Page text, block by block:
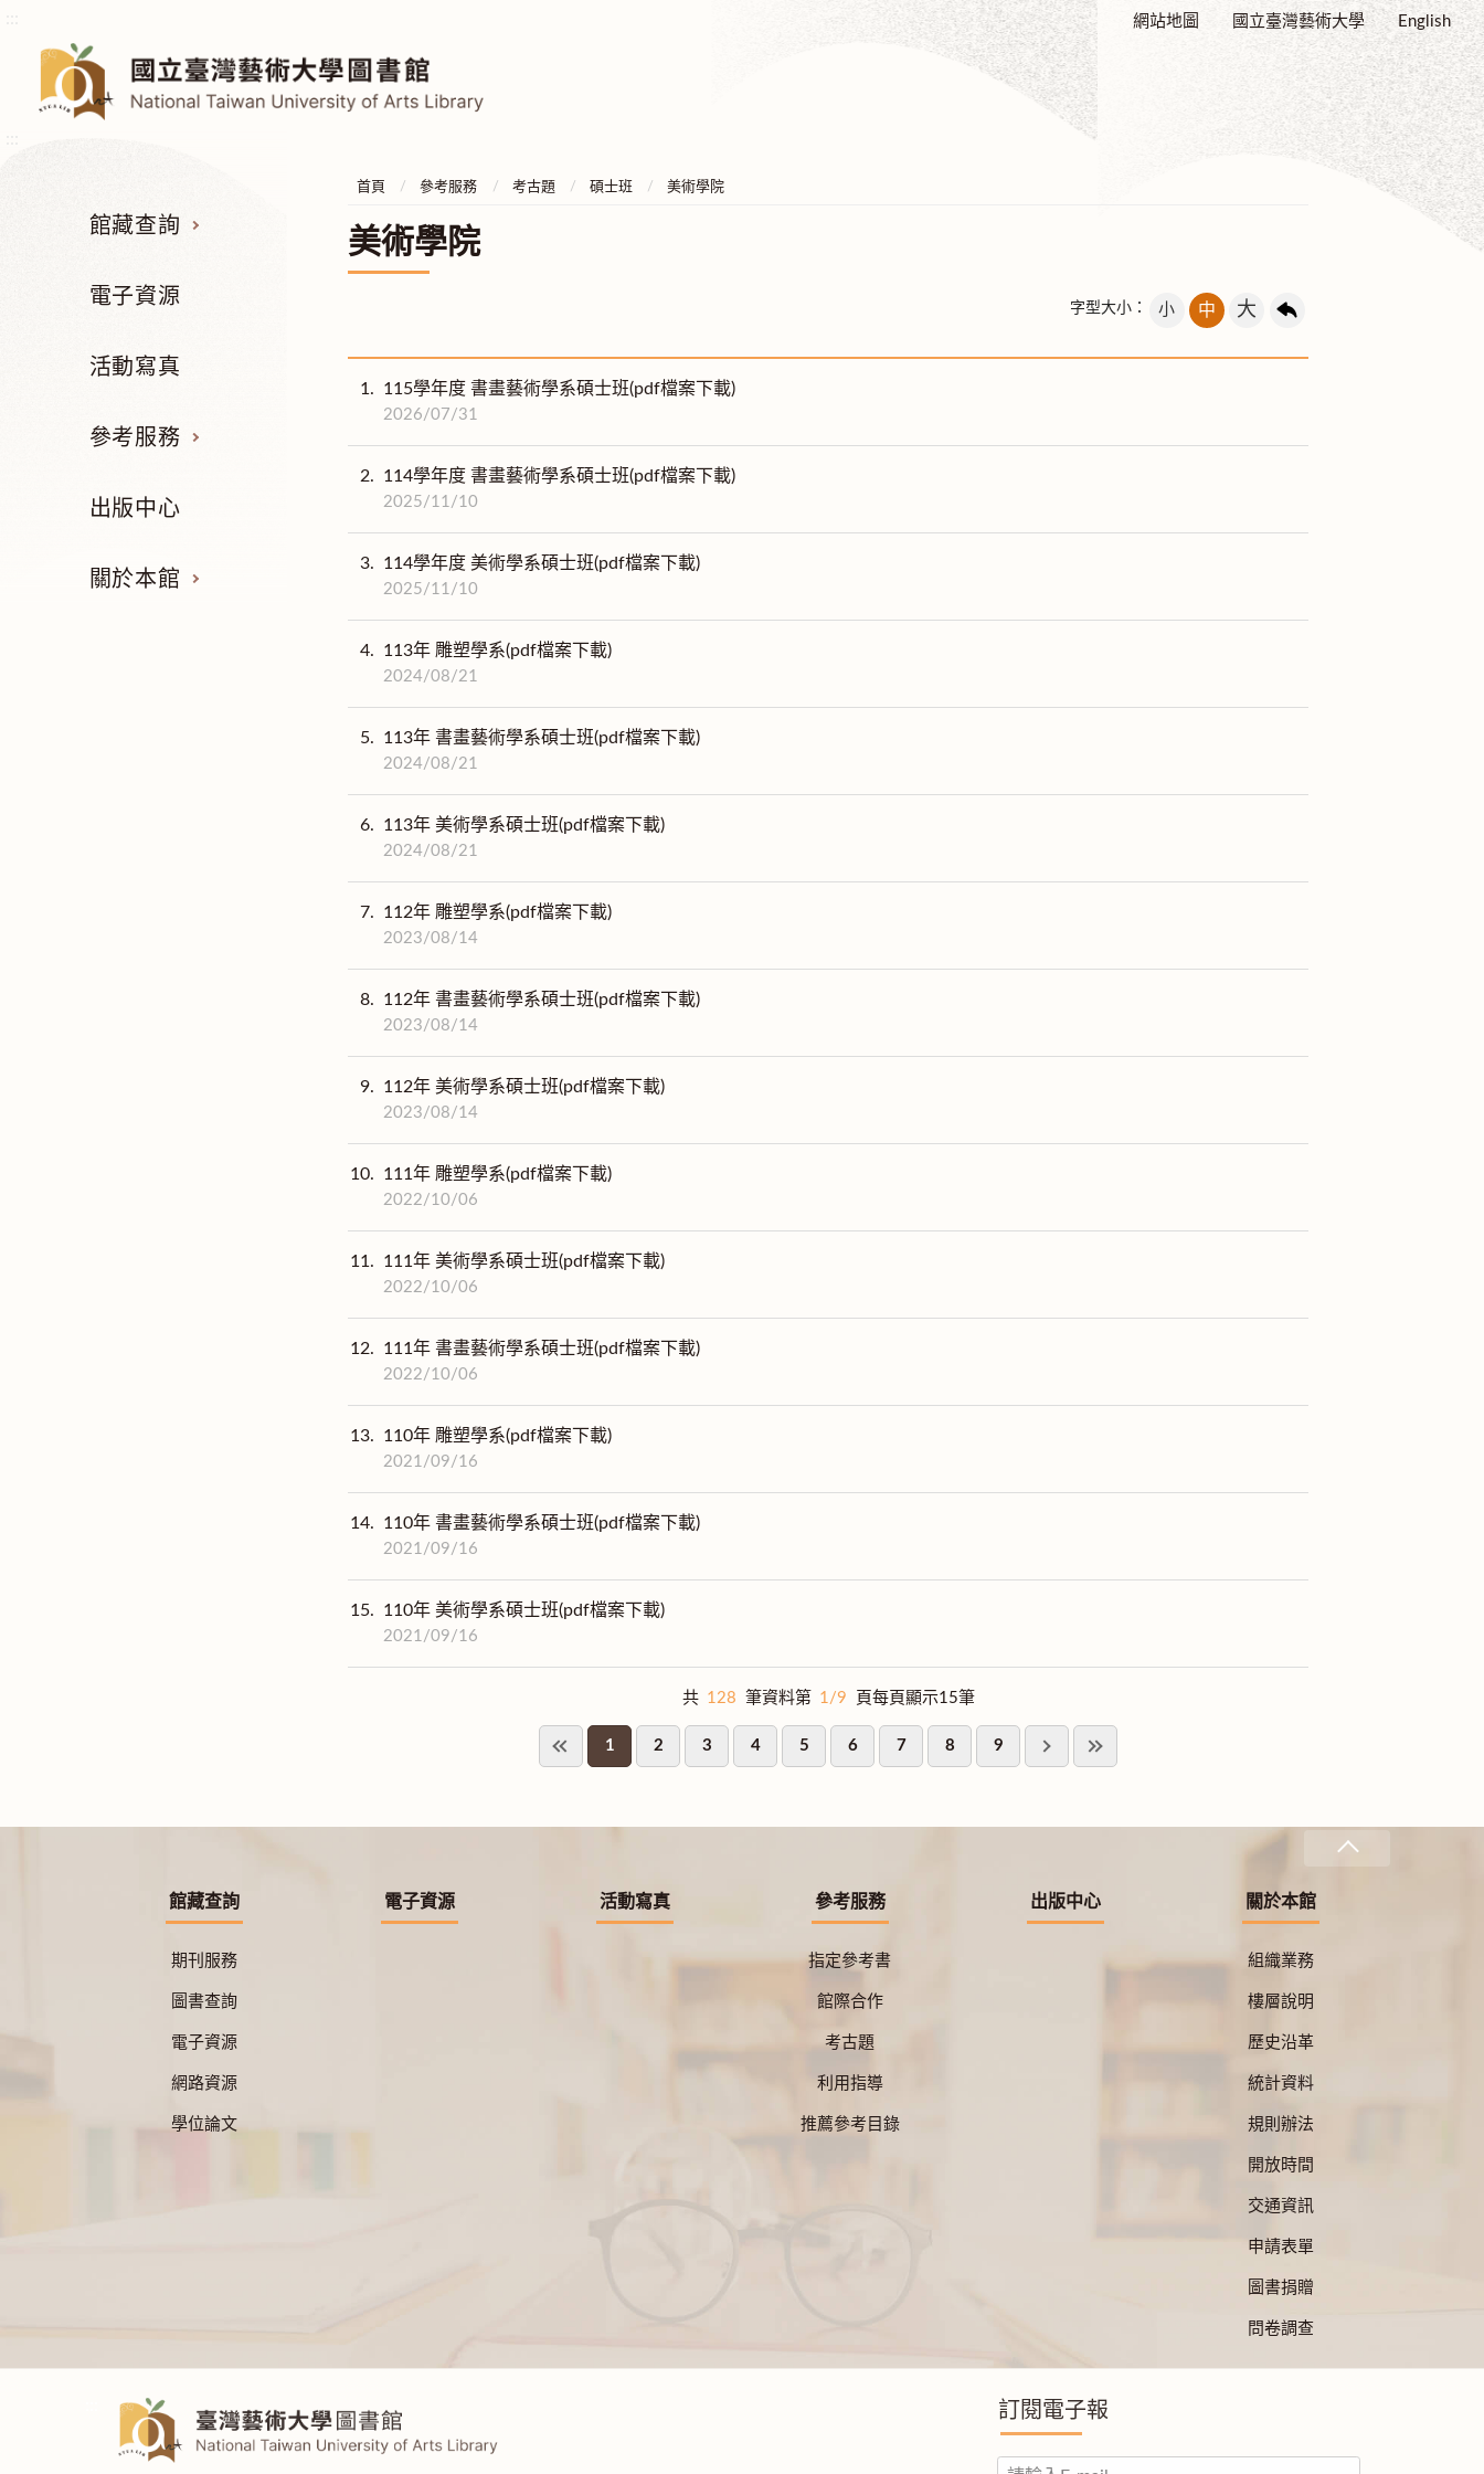
網站地圖 國立臺灣藝術大學 English
館藏查詢
電子資源
活動寫真
參考服務
出版中心
關於本館
首頁 參考服務 考古題 碩士班 美術學院
美術學院
字型大小： 小 中 大
1. 115學年度 書畫藝術學系碩士班(pdf檔案下載)
2026/07/31
2. 114學年度 書畫藝術學系碩士班(pdf檔案下載)
2025/11/10
3. 114學年度 美術學系碩士班(pdf檔案下載)
2025/11/10
4. 113年 雕塑學系(pdf檔案下載)
2024/08/21
5. 113年 書畫藝術學系碩士班(pdf檔案下載)
2024/08/21
6. 113年 美術學系碩士班(pdf檔案下載)
2024/08/21
7. 112年 雕塑學系(pdf檔案下載)
2023/08/14
8. 112年 書畫藝術學系碩士班(pdf檔案下載)
2023/08/14
9. 112年 美術學系碩士班(pdf檔案下載)
2023/08/14
10. 111年 雕塑學系(pdf檔案下載)
2022/10/06
11. 111年 美術學系碩士班(pdf檔案下載)
2022/10/06
12. 111年 書畫藝術學系碩士班(pdf檔案下載)
2022/10/06
13. 110年 雕塑學系(pdf檔案下載)
2021/09/16
14. 110年 書畫藝術學系碩士班(pdf檔案下載)
2021/09/16
15. 110年 美術學系碩士班(pdf檔案下載)
2021/09/16
共 128 筆資料第 1/9 頁每頁顯示15筆
1 2 3 4 5 6 7 8 9
館藏查詢
期刊服務
圖書查詢
電子資源
網路資源
學位論文
電子資源 活動寫真 參考服務
指定參考書
館際合作
考古題
利用指導
推薦參考目錄
出版中心 關於本館
組織業務
樓層說明
歷史沿革
統計資料
規則辦法
開放時間
交通資訊
申請表單
圖書捐贈
問卷調查
訂閱電子報